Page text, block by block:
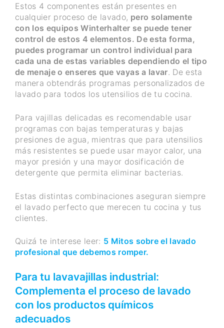
Estos 4 componentes están presentes en
cualquier proceso de lavado, pero solamente
con los equipos Winterhalter se puede tener
control de estos 4 elementos. De esta forma,
puedes programar un control individual para
cada una de estas variables dependiendo el tipo
de menaje o enseres que vayas a lavar. De esta
manera obtendrás programas personalizados de
lavado para todos los utensilios de tu cocina.
Para vajillas delicadas es recomendable usar
programas con bajas temperaturas y bajas
presiones de agua, mientras que para utensilios
más resistentes se puede usar mayor calor, una
mayor presión y una mayor dosificación de
detergente que permita eliminar bacterias.
Estas distintas combinaciones aseguran siempre
el lavado perfecto que merecen tu cocina y tus
clientes.
Quizá te interese leer: 5 Mitos sobre el lavado
profesional que debemos romper.
Para tu lavavajillas industrial:
Complementa el proceso de lavado
con los productos químicos
adecuados